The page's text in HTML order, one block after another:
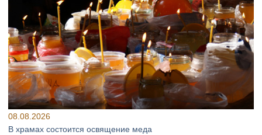
08.08.2026
В храмах состоится освящение меда